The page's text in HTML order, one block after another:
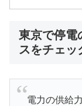
東京で停電
スをチェッ
電力の供給